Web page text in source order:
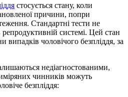
стосується стану, коли
причини, попри
Стандартні тести не
системі. Цей стан
випадків чоловічого безпліддя, за
недіагностованими,
чинників можуть
безпліддя: